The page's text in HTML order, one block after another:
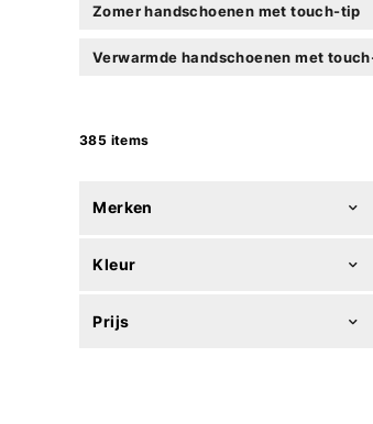
Zomer handschoenen met touch-tip
Verwarmde handschoenen met
385 items
Merken
Kleur
Prijs